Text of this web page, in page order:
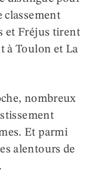
classement
et Fréjus tirent
à Toulon et La
nombreux
Et parmi
alentours de